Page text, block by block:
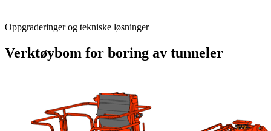
Oppgraderinger og tekniske løsninger
Verktøybom for boring av tunneler